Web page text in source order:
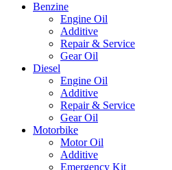
Benzine
Engine Oil
Additive
Repair & Service
Gear Oil
Diesel
Engine Oil
Additive
Repair & Service
Gear Oil
Motorbike
Motor Oil
Additive
Emergency Kit